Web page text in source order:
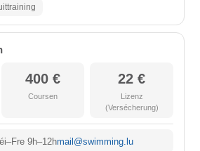
400 €
Coursen
22 €
Lizenz
(Versécherung)
9h–12hmail@swimming.lu